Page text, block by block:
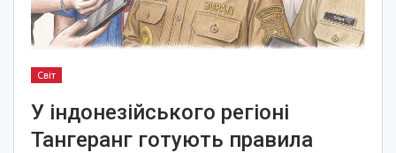
Світ
У індонезійського регіоні
Тангеранг готують правила